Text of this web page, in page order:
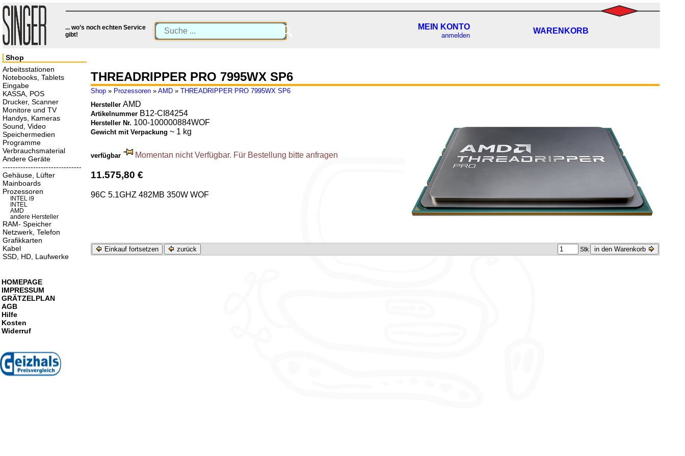
... wo’s noch echten Service
gibt!
🔍 MEIN KONTO
anmelden
WARENKORB
THREADRIPPER PRO 7995WX SP6
Shop » Prozessoren » AMD » THREADRIPPER PRO 7995WX SP6
Hersteller AMD
Artikelnummer B12-CI84254
Hersteller Nr. 100-100000884WOF
Gewicht mit Verpackung ~ 1 kg
verfügbar Momentan nicht Verfügbar. Für Bestellung bitte anfragen
11.575,80 €
96C 5.1GHZ 482MB 350W WOF
Einkauf fortsetzen zurück Stk in den Warenkorb
Shop
Arbeitsstationen
Notebooks, Tablets
Eingabe
KASSA, POS
Drucker, Scanner
Monitore und TV
Handys, Kameras
Sound, Video
Speichermedien
Programme
Verbrauchsmaterial
Andere Geräte
-------------------------------
Gehäuse, Lüfter
Mainboards
Prozessoren
INTEL i9
INTEL
AMD
andere Hersteller
RAM- Speicher
Netzwerk, Telefon
Grafikkarten
Kabel
SSD, HD, Laufwerke
HOMEPAGE
IMPRESSUM
GRÄTZELPLAN
AGB
Hilfe
Kosten
Widerruf